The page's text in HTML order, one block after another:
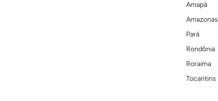
Amapá
Amazonas
Pará
Rondônia
Roraima
Tocantins